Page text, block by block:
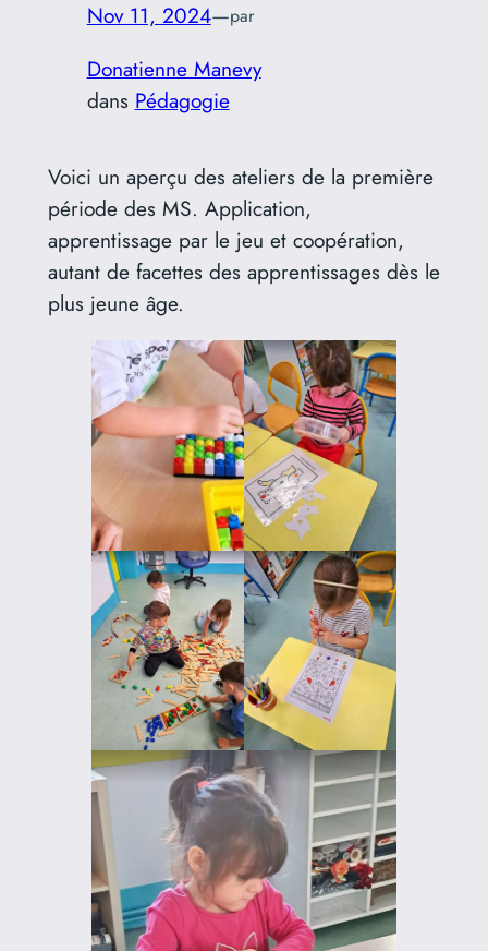
Nov 11, 2024—par
Donatienne Manevy
dans Pédagogie
Voici un aperçu des ateliers de la première
période des MS. Application,
apprentissage par le jeu et coopération,
autant de facettes des apprentissages dès le
plus jeune âge.